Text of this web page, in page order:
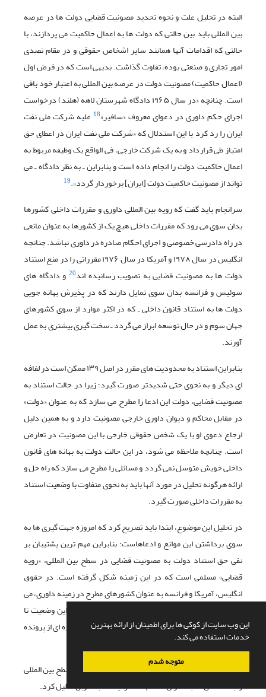
این وب سایت از کوکی ها برای اطمینان از ارائه بهترین
خدمات استفاده می کند.
متوجه شدم
البته در تحلیل علت و نحوه تحدید مصونیت قضایی دولت ها در عرصه
بین المللی باید بین حالتی که دولت ها به اِعمال حاکمیت می پردازند، با
حالتی که اقدامات آنها همانند سایر اشخاص حقوقی و در مقام تصدی
امور تجاری و صنعتی بوده، تفاوت گذاشت. بدیهی است که در فرض اول
(اعمال حاکمیت) مصونیت دولت در عرصه بین المللی به اعتبار خود باقی
است. چنانچه «در سال ۱۹۶۵ دادگاه شهرستان لاهه (هلند) درخواست
اجرای حکم داوری در دعوای معروف «سافیر»18 علیه شرکت ملی نفت
ایران را رد کرد با این استدلال که «شرکت ملی نفت ایران در اعطای حق
امتیاز طی قرارداد و به یک شرکت خارجی، فی الواقع یک وظیفه مربوط به
اِعمال حاکمیت دولت را انجام داده است و بنابراین ـ به نظر دادگاه ـ می
تواند از مصونیت حاکمیت دولت [ایران] برخوردار گردد».19
سرانجام باید گفت که رویه بین المللی داوری و مقررات داخلی کشورها
بدان سوی می رود که مقررات داخلی هیچ یک از کشورها به عنوان مانعی
در راه دادرسی خصوصی و اجرای احکام صادره در داوری نباشد. چنانچه
انگلیس در سال ۱۹۷۸ و آمریکا در سال ۱۹۷۶ مقرراتی را در منع استناد
دولت ها به مصونیت قضایی به تصویب رسانیده اند20 و دادگاه های
سوئیس و فرانسه بدان سوی تمایل دارند که در پذیرش بهانه جویی
دولت ها به استناد قانون داخلی ـ که در اکثر موارد از سوی کشورهای
جهان سوم و در حال توسعه ابراز می گردد ـ سخت گیری بیشتری به عمل
آورند.
بنابراین استناد به محدودیت های مقرر در اصل ۱۳۹ ممکن است در لفافه
ای دیگر و به نحوی حتی شدیدتر صورت گیرد؛ زیرا در حالت استناد به
مصونیت قضایی، دولت این ادعا را مطرح می سازد که به عنوان «دولت»
در مقابل محاکم و دیوان داوری خارجی مصونیت دارد و به همین دلیل
ارجاع دعوی او با یک شخص حقوقی خارجی با این مصونیت در تعارض
است. چنانچه ملاحظه می شود، در این حالت دولت به بهانه های قانون
داخلی خویش متوسل نمی گردد و مسائلی را مطرح می سازد که راه حل و
ارائه هرگونه تحلیل در مورد آنها باید به نحوی متفاوت با وضعیت استناد
به مقررات داخلی صورت گیرد.
در تحلیل این موضوع، ابتدا باید تصریح کرد که امروزه جهت گیری ها به
سوی برداشتن این موانع و ادعاهاست؛ بنابراین مهم ترین پشتیبان بر
نفی حق استناد دولت به مصونیت قضایی در سطح بین المللی، «رویه
قضایی» مسلمی است که در این زمینه شکل گرفته است. در حقوق
انگلیس، آمریکا و فرانسه به عنوان کشورهای مطرح در زمینه داوری، می
توان این روند را به خوبی مشاهده کرد. حتی در آمریکا این وضعیت تا
تدوین قانون موضوعه پیش رفته،21و با آرای صادره در پاره ای از پرونده
های مهم بین المللی تأیید گردیده است.
اگرچه می توان موضوع فقدان مصونیت قضایی دولت در سطح بین المللی
را به هنگامی که به عنوان «حاکم» حاضر نیست، به خوبی تحلیل کرد.